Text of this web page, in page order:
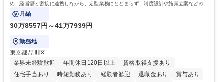
め、経営層と密接に連携しながら、定型業務にとどまらず、制度設計や施策立案などの上
流工程から関与していただきます。
月給
30万8557円～41万7939円
勤務地
東京都品川区
業界未経験歓迎
年間休日120日以上
資格取得支援あり
住宅手当あり
時短勤務あり 経験者歓迎 退職金あり
賞与あり